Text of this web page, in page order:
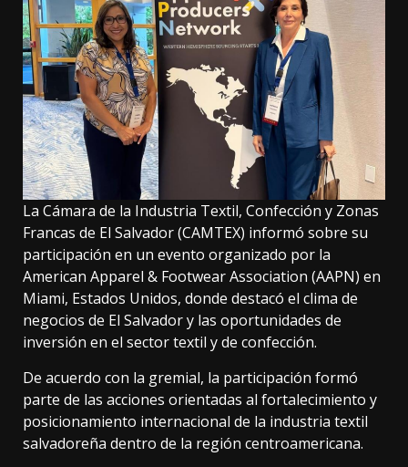
La Cámara de la Industria Textil, Confección y Zonas
Francas de El Salvador (CAMTEX) informó sobre su
participación en un evento organizado por la
American Apparel & Footwear Association (AAPN) en
Miami, Estados Unidos, donde destacó el clima de
negocios de El Salvador y las oportunidades de
inversión en el sector textil y de confección.
De acuerdo con la gremial, la participación formó
parte de las acciones orientadas al fortalecimiento y
posicionamiento internacional de la industria textil
salvadoreña dentro de la región centroamericana.